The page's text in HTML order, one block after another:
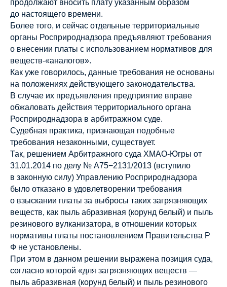
продолжают вносить плату указанным образом
до настоящего времени.
Более того, и сейчас отдельные территориальные
органы Росприроднадзора предъявляют требования
о внесении платы с использованием нормативов для
веществ-«аналогов».
Как уже говорилось, данные требования не основаны
на положениях действующего законодательства.
В случае их предъявления предприятие вправе
обжаловать действия территориального органа
Росприроднадзора в арбитражном суде.
Судебная практика, признающая подобные
требования незаконными, существует.
Так, решением Арбитражного суда ХМАО-Югры от
31.01.2014 по делу № А75−2131/2013 (вступило
в законную силу) Управлению Росприроднадзора
было отказано в удовлетворении требования
о взыскании платы за выбросы таких загрязняющих
веществ, как пыль абразивная (корунд белый) и пыль
резинового вулканизатора, в отношении которых
нормативы платы постановлением Правительства Р
Ф не установлены.
При этом в данном решении выражена позиция суда,
согласно которой «для загрязняющих веществ —
пыль абразивная (корунд белый) и пыль резинового